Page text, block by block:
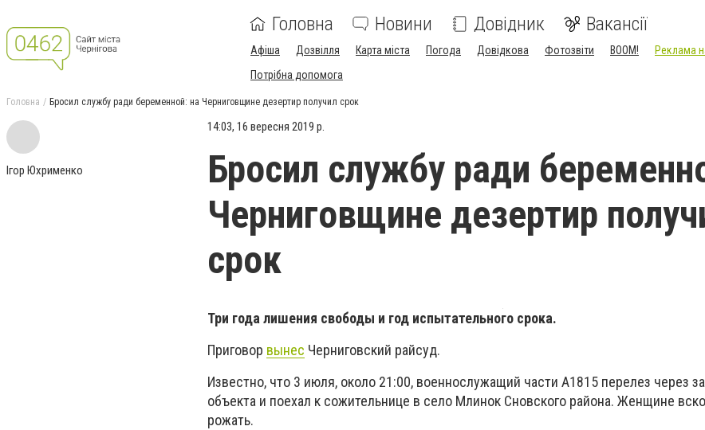
Головна Новини Довідник Вакансії
Афіша Дозвілля Карта міста Погода Довідкова Фотозвіти BOOM! Реклама
Потрібна допомога
Головна Бросил службу ради беременной: на Черниговщине дезертир получил срок
Ігор Юхрименко
14:03, 16 вересня 2019 р.
Бросил службу ради
Черниговщине дезертир
срок
Три года лишения свободы и год испытательного срока.
Приговор вынес Черниговский райсуд.
Известно, что 3 июля, около 21:00, военнослужащий части А1815 перелез через
объекта и поехал к сожительнице в село Млинок Сновского района. Женщине
рожать.